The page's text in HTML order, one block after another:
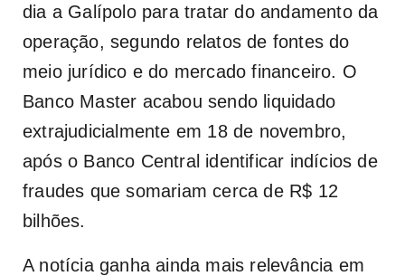
dia a Galípolo para tratar do andamento da
operação, segundo relatos de fontes do
meio jurídico e do mercado financeiro. O
Banco Master acabou sendo liquidado
extrajudicialmente em 18 de novembro,
após o Banco Central identificar indícios de
fraudes que somariam cerca de R$ 12
bilhões.
A notícia ganha ainda mais relevância em